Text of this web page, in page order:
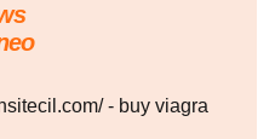
- buy viagra